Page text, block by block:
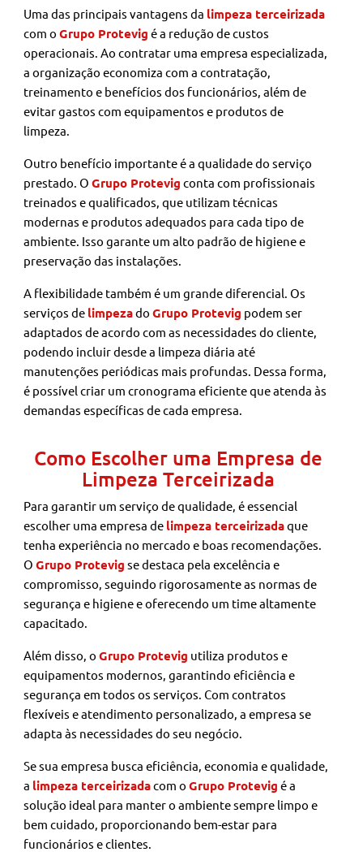
Uma das principais vantagens da limpeza terceirizada
com oGrupo Protevig é a redução de custos
operacionais. Ao contratar uma empresa especializada,
a organização economiza com a contratação,
treinamento e benefícios dos funcionários, além de
evitar gastos com equipamentos e produtos de
limpeza.
Outro benefício importante é a qualidade do serviço
prestado. O Grupo Protevig conta com profissionais
treinados e qualificados, que utilizam técnicas
modernas e produtos adequados para cada tipo de
ambiente. Isso garante um alto padrão de higiene e
preservação das instalações.
A flexibilidade também é um grande diferencial. Os
serviços de limpezadoGrupo Protevig podem ser
adaptados de acordo com as necessidades do cliente,
podendo incluir desde a limpeza diária até
manutenções periódicas mais profundas. Dessa forma,
é possível criar um cronograma eficiente que atenda às
demandas específicas de cada empresa.
Como Escolher uma Empresa de
Limpeza Terceirizada
Para garantir um serviço de qualidade, é essencial
escolher uma empresa de limpeza terceirizadaque
tenha experiência no mercado e boas recomendações.
OGrupo Protevig se destaca pela excelência e
compromisso, seguindo rigorosamente as normas de
segurança e higiene e oferecendo um time altamente
capacitado.
Além disso, o Grupo Protevig utiliza produtos e
equipamentos modernos, garantindo eficiência e
segurança em todos os serviços. Com contratos
flexíveis e atendimento personalizado, a empresa se
adapta às necessidades do seu negócio.
Se sua empresa busca eficiência, economia e qualidade,
a limpeza terceirizadacom oGrupo Protevig é a
solução ideal para manter o ambiente sempre limpo e
bem cuidado, proporcionando bem-estar para
funcionários e clientes.